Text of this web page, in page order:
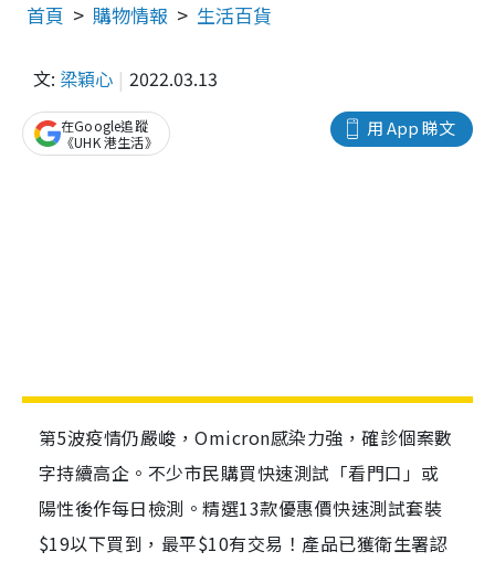
首頁 購物情報 生活百貨
文: 梁穎心 2022.03.13
用 App 睇文
在Google追蹤
《UHK 港生活》
第5波疫情仍嚴峻，Omicron感染力強，確診個案數
字持續高企。不少市民購買快速測試「看門口」或
陽性後作每日檢測。精選13款優惠價快速測試套裝
$19以下買到，最平$10有交易！產品已獲衛生署認